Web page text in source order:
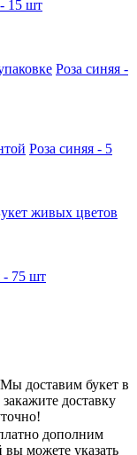
15 шт
Роза синяя -
Роза синяя - 5
живых цветов
- 75 шт
Мы доставим букет в
доставку
дополним
вы можете указать